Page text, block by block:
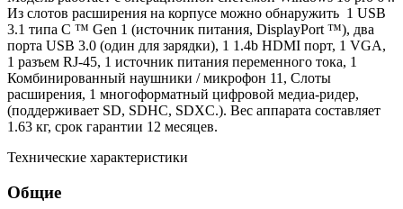
Из слотов расширения на корпусе можно обнаружить 1 USB
3.1 типа C ™ Gen 1 (источник питания, DisplayPort ™), два
порта USB 3.0 (один для зарядки), 1 1.4b HDMI порт, 1 VGA,
1 разъем RJ-45, 1 источник питания переменного тока, 1
Комбинированный наушники / микрофон 11, Слоты
расширения, 1 многоформатный цифровой медиа-ридер,
(поддерживает SD, SDHC, SDXC.). Вес аппарата составляет
1.63 кг, срок гарантии 12 месяцев.
Технические характеристики
Общие